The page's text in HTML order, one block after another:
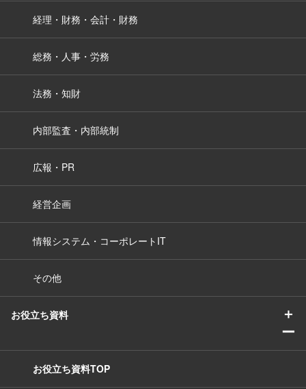
経理・財務・会計・財務
総務・人事・労務
法務・知財
内部監査・内部統制
広報・PR
経営企画
情報システム・コーポレートIT
その他
お役立ち資料
＋
ー
お役立ち資料TOP